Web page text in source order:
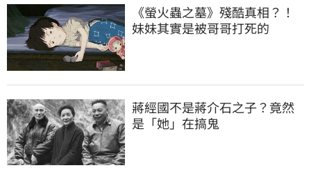
《螢火蟲之墓》殘酷真相？！
妹妹其實是被哥哥打死的
蔣經國不是蔣介石之子？竟然
是「她」在搞鬼